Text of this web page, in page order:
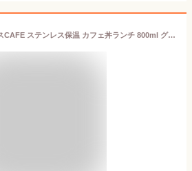
保温弁当箱 ランタスCAFE ステンレス保温 カフェ丼ランチ 800ml グレー HLB-CD800 ｜ 丼 ランチボックス ドンブリ型 弁当箱 保温 あたたかい どんぶり パスタ カレー 冷やし中華